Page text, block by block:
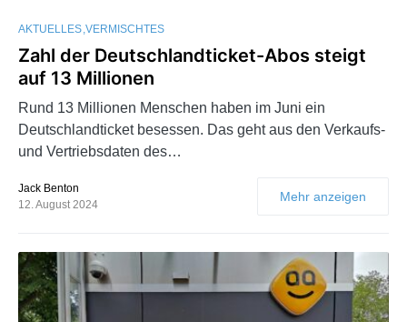
AKTUELLES VERMISCHTES
Zahl der Deutschlandticket-Abos steigt
auf 13 Millionen
Rund 13 Millionen Menschen haben im Juni ein
Deutschlandticket besessen. Das geht aus den Verkaufs-
und Vertriebsdaten des…
Jack Benton
12. August 2024
Mehr anzeigen